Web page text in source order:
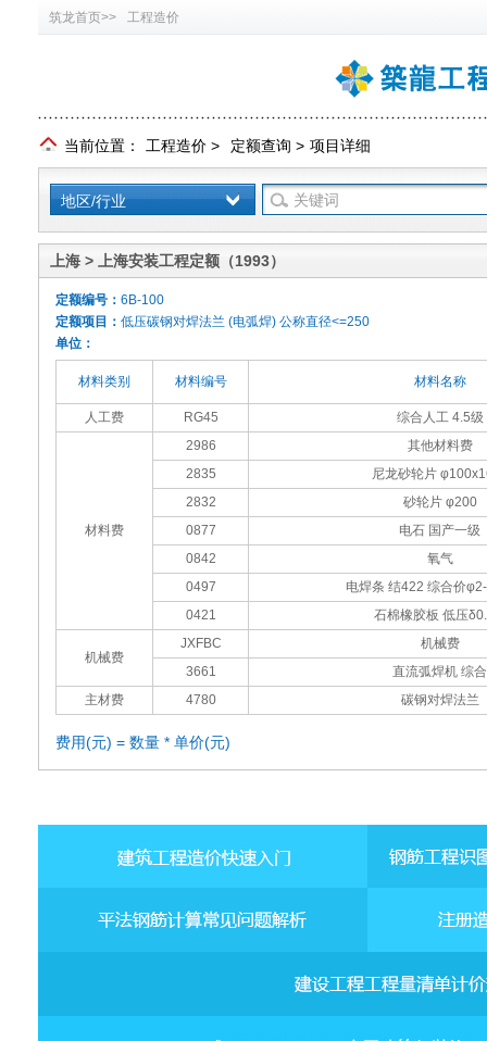
筑龙首页>> 工程造价
当前位置： 工程造价 > 定额查询 > 项目详细
地区/行业
上海 > 上海安装工程定额（1993）
定额编号： 6B-100
定额项目： 低压碳钢对焊法兰 (电弧焊) 公称直径<=250
单位：
材料类别 材料编号 材料名称
人工费 RG45 综合人工 4.5级
材料费
2986
其他材料费
2835
尼龙砂轮片
2832
砂轮片 φ200
0877
电石 国产一级
0842
氧气
0497
电焊条 结422 综合价
0421
石棉橡胶板 低压
机械费
JXFBC
机械费
3661
直流弧焊机 综合
主材费
4780 碳钢对焊法兰
费用(元) = 数量 * 单价(元)